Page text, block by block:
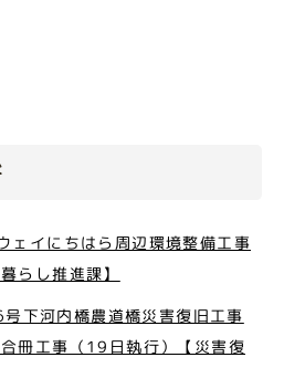
イにちはら周辺環境整備工事
らし推進課】
下河内橋農道橋災害復旧工事
冊工事（19日執行）【災害復